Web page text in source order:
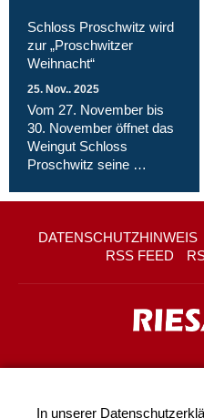
Schloss Proschwitz wird
zur „Proschwitzer
Weihnacht“
25. Nov.. 2025
Vom 27. November bis
30. November öffnet das
Weingut Schloss
Proschwitz seine …
DATENSCHUTZHINWEIS
RSS FEED
In unserer